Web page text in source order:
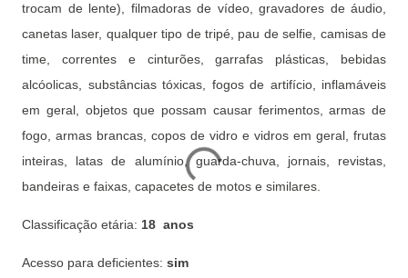
trocam de lente), filmadoras de vídeo, gravadores de áudio,
canetas laser, qualquer tipo de tripé, pau de selfie, camisas de
time, correntes e cinturões, garrafas plásticas, bebidas
alcóolicas, substâncias tóxicas, fogos de artifício, inflamáveis
em geral, objetos que possam causar ferimentos, armas de
fogo, armas brancas, copos de vidro e vidros em geral, frutas
inteiras, latas de alumínio, guarda-chuva, jornais, revistas,
bandeiras e faixas, capacetes de motos e similares.
Classificação etária: 18 anos
Acesso para deficientes: sim